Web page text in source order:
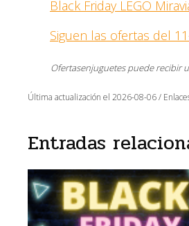
Black Friday LEGO
Siguen las ofertas del
Ofertasenjuguetes puede recibir
Última actualización el 2026-08-06 /
Entradas